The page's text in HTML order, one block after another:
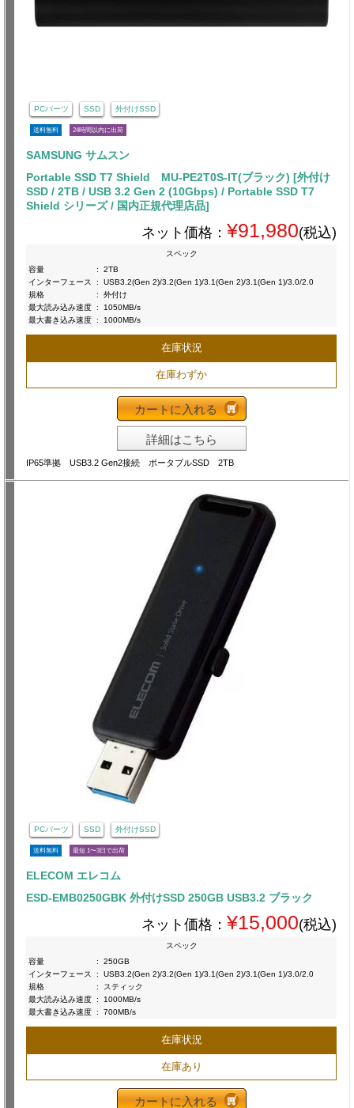
PCパーツ SSD 外付けSSD
送料無料 24時間以内に出荷
SAMSUNG サムスン
Portable SSD T7 Shield MU-PE2T0S-IT(ブラック) [外付け
SSD / 2TB / USB 3.2 Gen 2 (10Gbps) / Portable SSD T7
Shield シリーズ / 国内正規代理店品]
ネット価格： ¥91,980(税込)
スペック
容量
:
2TB
インターフェース
:
USB3.2(Gen 2)/3.2(Gen 1)/3.1(Gen 2)/3.1(Gen 1)/3.0/2.0
規格
:
外付け
最大読み込み速度 :
1050MB/s
最大書き込み速度 : 1000MB/s
在庫状況
在庫わずか
カートに入れる
詳細はこちら
IP65準拠 USB3.2 Gen2接続 ポータブルSSD 2TB
PCパーツ SSD 外付けSSD
送料無料 最短 1〜3日で出荷
ELECOM エレコム
ESD-EMB0250GBK 外付けSSD 250GB USB3.2 ブラック
ネット価格： ¥15,000(税込)
スペック
容量
:
250GB
インターフェース
:
USB3.2(Gen 2)/3.2(Gen 1)/3.1(Gen 2)/3.1(Gen 1)/3.0/2.0
規格
:
スティック
最大読み込み速度 :
1000MB/s
最大書き込み速度 : 700MB/s
在庫状況
在庫あり
カートに入れる